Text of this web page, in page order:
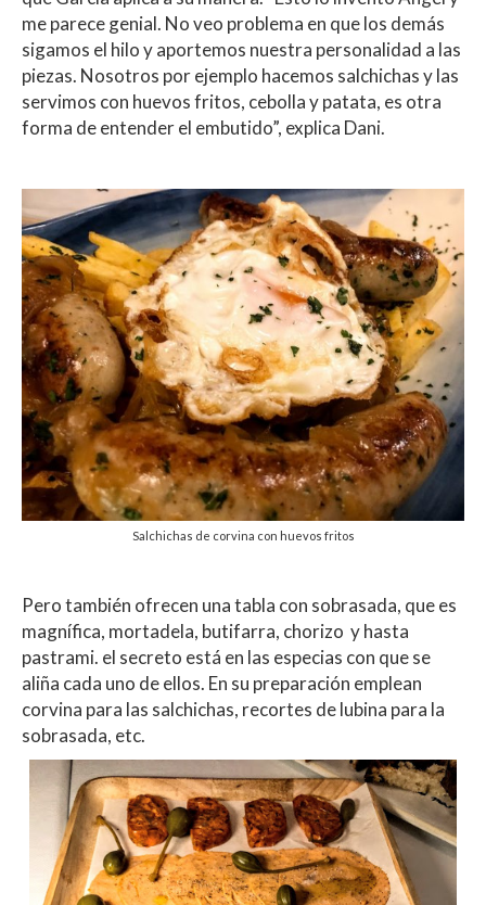
me parece genial. No veo problema en que los demás
sigamos el hilo y aportemos nuestra personalidad a las
piezas. Nosotros por ejemplo hacemos salchichas y las
servimos con huevos fritos, cebolla y patata, es otra
forma de entender el embutido”, explica Dani.
Salchichas de corvina con huevos fritos
Pero también ofrecen una tabla con sobrasada, que es
magnífica, mortadela, butifarra, chorizo y hasta
pastrami. el secreto está en las especias con que se
aliña cada uno de ellos. En su preparación emplean
corvina para las salchichas, recortes de lubina para la
sobrasada, etc.